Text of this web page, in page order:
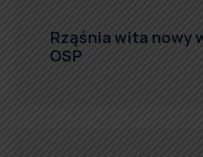
Rząśnia wita nowy
OSP